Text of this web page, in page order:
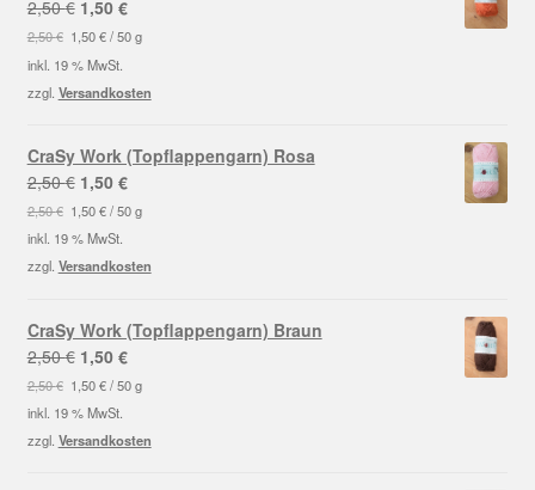
2,50€ Ursprünglicher
Preis
war:
2,50 €
1,50 €Aktueller
Preis
1,50 €.
2,50€ 1,50€/50 g
inkl. 19 % MwSt.
zzgl. Versandkosten
CraSy Work (Topflappengarn) Rosa
2,50€ Ursprünglicher
Preis
war:
2,50 €
1,50 €Aktueller
Preis
1,50 €.
2,50€ 1,50€/50 g
inkl. 19 % MwSt.
zzgl. Versandkosten
CraSy Work (Topflappengarn) Braun
2,50€ Ursprünglicher
Preis
war:
2,50 €
1,50 €Aktueller
Preis
1,50 €.
2,50€ 1,50€/50 g
inkl. 19 % MwSt.
zzgl. Versandkosten